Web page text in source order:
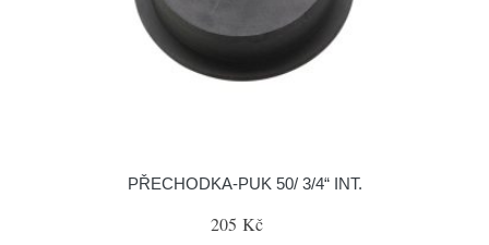
PŘECHODKA-PUK 50/ 3/4“ INT.
205 Kč